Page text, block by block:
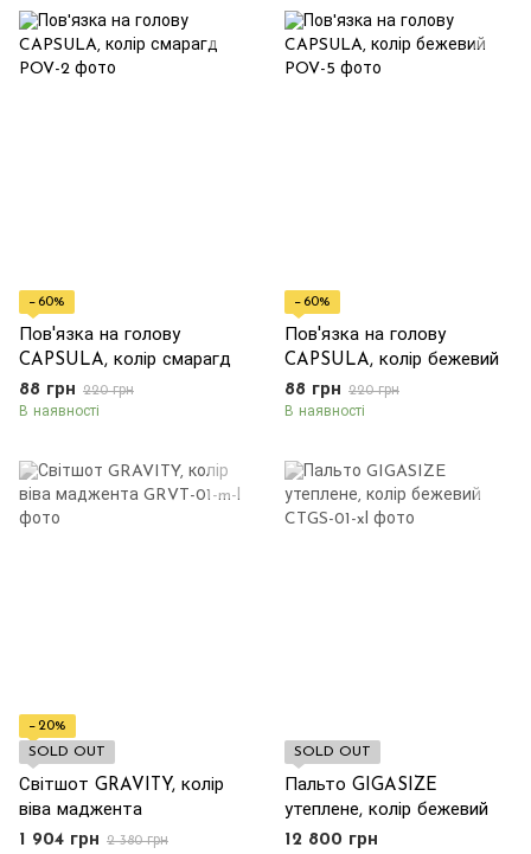
−60%
Пов'язка на голову
CAPSULA, колір смарагд
88 грн 220 грн
В наявності
−60%
Пов'язка на голову
CAPSULA, колір бежевий
88 грн 220 грн
В наявності
−20%
SOLD OUT
Світшот GRAVITY, колір
віва маджента
1 904 грн 2 380 грн
SOLD OUT
Пальто GIGASIZE
утеплене, колір бежевий
12 800 грн